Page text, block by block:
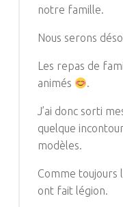
notre famille.
Nous serons
Les repas de
animés
.
J’ai donc sorti
quelque
modèles.
Comme toujours
ont fait légion.